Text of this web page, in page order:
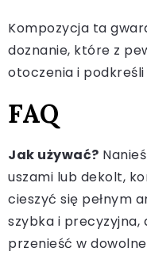
Kompozycja ta
doznanie, które z
otoczenia i
FAQ
Jak używać?
uszami lub dekolt,
cieszyć się pełnym
szybka i precyzyjna,
przenieść w